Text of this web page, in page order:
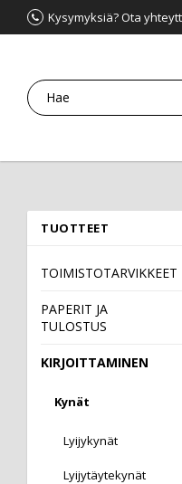
Kysymyksiä? Ota
TUOTTEET
TOIMISTOTARVIKKEET
PAPERIT JA
TULOSTUS
KIRJOITTAMINEN
Kynät
Lyijykynät
Lyijytäytekynät